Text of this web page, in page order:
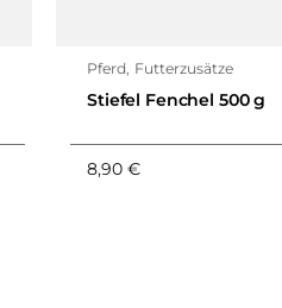
Pferd, Futterzusätze
Stiefel Fenchel 500 g
8,90€